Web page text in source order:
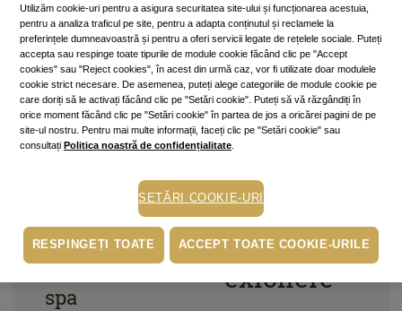
21 February 2023
~10 min.
Ceremonia ceaiului, numită și „arta ceaiului“ de către
chinezi, presupune ritualuri de preparare a acestei
licori parfumate și savurarea ei ca stimulent în
meditație sau pur și simplu într-o companie plăcută. Iată
cum poți face un ceai cu gust desăvâ
Mai mult »
exfoliere
scrub
stare de bine
piele uscata
curatare ten
spa
Utilizăm cookie-uri pentru a asigura securitatea site-ului și funcționarea acestuia,
pentru a analiza traficul pe site, pentru a adapta conținutul și reclamele la
preferințele dumneavoastră și pentru a oferi servicii legate de rețelele sociale. Puteți
accepta sau respinge toate tipurile de module cookie făcând clic pe "Accept
cookies" sau "Reject cookies", în acest din urmă caz, vor fi utilizate doar modulele
cookie strict necesare. De asemenea, puteți alege categoriile de module cookie pe
care doriți să le activați făcând clic pe "Setări cookie". Puteți să vă răzgândiți în
orice moment făcând clic pe "Setări cookie" în partea de jos a oricărei pagini de pe
site-ul nostru. Pentru mai multe informații, faceți clic pe "Setări cookie" sau
consultați Politica noastră de confidențialitate
SETĂRI COOKIE-URI
RESPINGEȚI TOATE ACCEPT TOATE COOKIE-URILE